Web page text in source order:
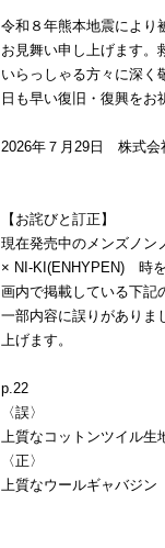
令和８年熊本地震により
お見舞い申し上げます。
いらっしゃる方々に深く
日も早い復旧・復興をお
2026年７月29日 株式会
【お詫びと訂正】
現在発売中のメンズノン
× NI-KI(ENHYPEN) 時
画内で掲載している下記
一部内容に誤りがありま
上げます。
p.22
〈誤〉
上質なコットンツイル生
〈正〉
上質なウールギャバジン